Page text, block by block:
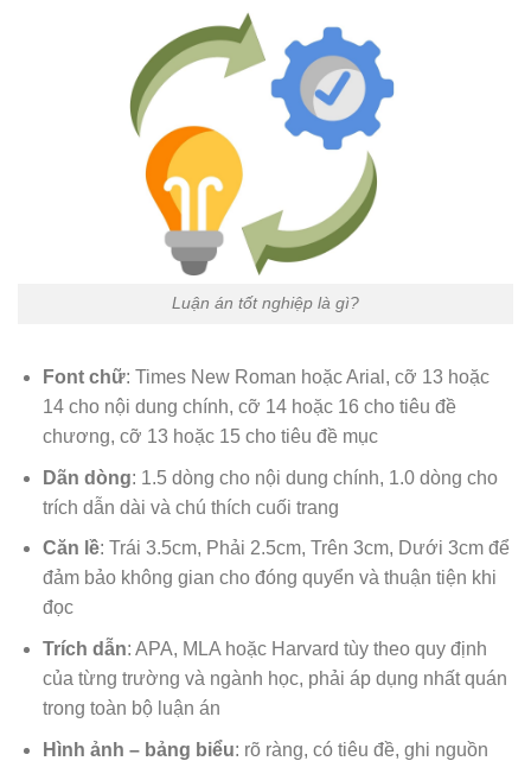
Luận án tốt nghiệp là gì?
Font chữ: Times New Roman hoặc Arial, cỡ 13 hoặc
14 cho nội dung chính, cỡ 14 hoặc 16 cho tiêu đề
chương, cỡ 13 hoặc 15 cho tiêu đề mục
Dãn dòng: 1.5 dòng cho nội dung chính, 1.0 dòng cho
trích dẫn dài và chú thích cuối trang
Căn lề: Trái 3.5cm, Phải 2.5cm, Trên 3cm, Dưới 3cm để
đảm bảo không gian cho đóng quyển và thuận tiện khi
đọc
Trích dẫn: APA, MLA hoặc Harvard tùy theo quy định
của từng trường và ngành học, phải áp dụng nhất quán
trong toàn bộ luận án
Hình ảnh – bảng biểu: rõ ràng, có tiêu đề, ghi nguồn